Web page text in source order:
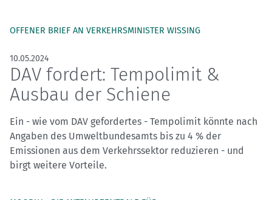
OFFENER BRIEF AN VERKEHRSMINISTER WISSING
10.05.2024
DAV fordert: Tempolimit &
Ausbau der Schiene
Ein - wie vom DAV gefordertes - Tempolimit könnte nach
Angaben des Umweltbundesamts bis zu 4 % der
Emissionen aus dem Verkehrssektor reduzieren - und
birgt weitere Vorteile.